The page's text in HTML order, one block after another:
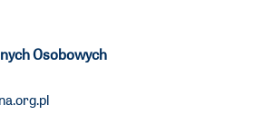
Osobowych